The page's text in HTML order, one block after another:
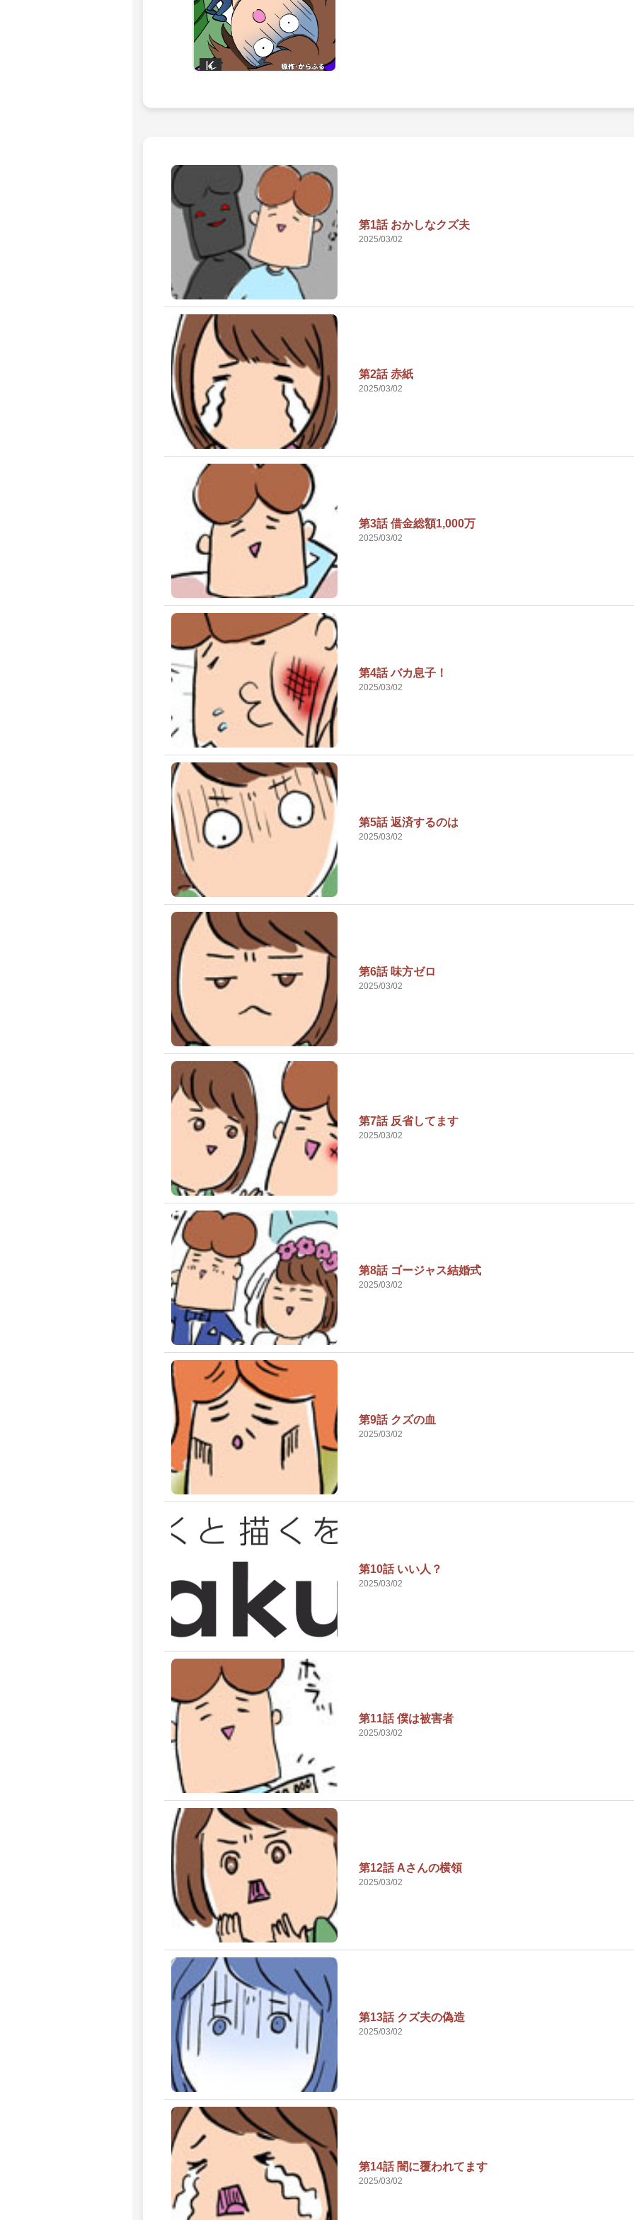
第1話 おかしなクズ夫
2025/03/02
第2話 赤紙
2025/03/02
第3話 借金総額1,000万
2025/03/02
第4話 バカ息子！
2025/03/02
第5話 返済するのは
2025/03/02
第6話 味方ゼロ
2025/03/02
第7話 反省してます
2025/03/02
第8話 ゴージャス結婚式
2025/03/02
第9話 クズの血
2025/03/02
第10話 いい人？
2025/03/02
第11話 僕は被害者
2025/03/02
第12話 Aさんの横領
2025/03/02
第13話 クズ夫の偽造
2025/03/02
第14話 闇に覆われてます
2025/03/02